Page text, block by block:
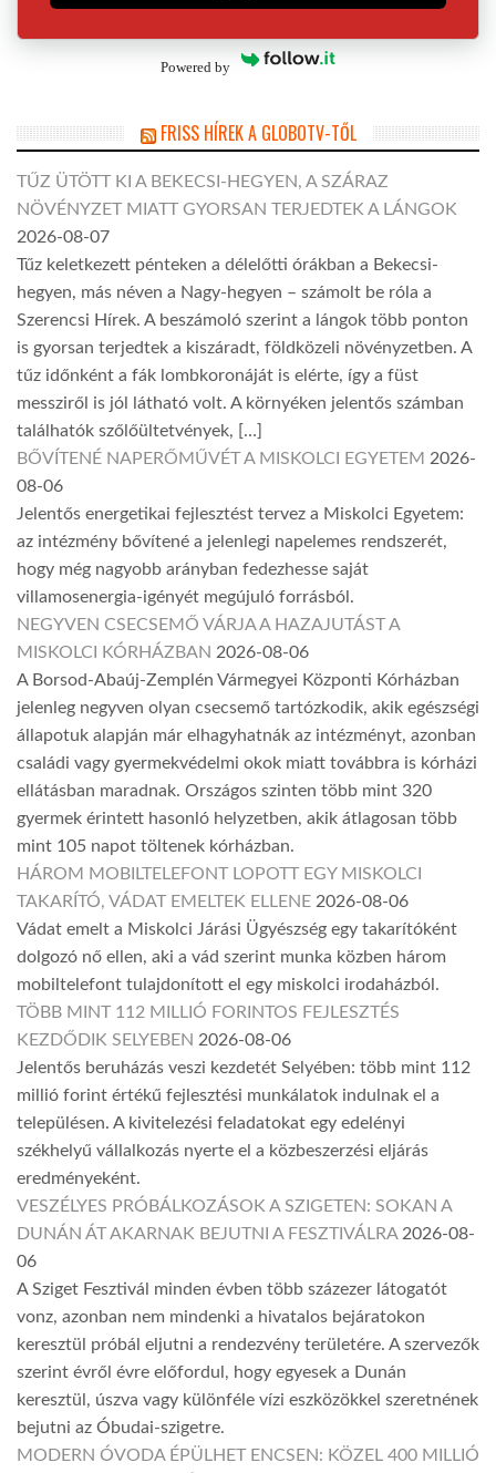
Powered by
FRISS HÍREK A GLOBOTV-TŐL
TŰZ ÜTÖTT KI A BEKECSI-HEGYEN, A SZÁRAZ
NÖVÉNYZET MIATT GYORSAN TERJEDTEK A LÁNGOK
2026-08-07
Tűz keletkezett pénteken a délelőtti órákban a Bekecsi-
hegyen, más néven a Nagy-hegyen – számolt be róla a
Szerencsi Hírek. A beszámoló szerint a lángok több ponton
is gyorsan terjedtek a kiszáradt, földközeli növényzetben. A
tűz időnként a fák lombkoronáját is elérte, így a füst
messziről is jól látható volt. A környéken jelentős számban
találhatók szőlőültetvények, […]
BŐVÍTENÉ NAPERŐMŰVÉT A MISKOLCI EGYETEM 2026-
08-06
Jelentős energetikai fejlesztést tervez a Miskolci Egyetem:
az intézmény bővítené a jelenlegi napelemes rendszerét,
hogy még nagyobb arányban fedezhesse saját
villamosenergia-igényét megújuló forrásból.
NEGYVEN CSECSEMŐ VÁRJA A HAZAJUTÁST A
MISKOLCI KÓRHÁZBAN 2026-08-06
A Borsod-Abaúj-Zemplén Vármegyei Központi Kórházban
jelenleg negyven olyan csecsemő tartózkodik, akik egészségi
állapotuk alapján már elhagyhatnák az intézményt, azonban
családi vagy gyermekvédelmi okok miatt továbbra is kórházi
ellátásban maradnak. Országos szinten több mint 320
gyermek érintett hasonló helyzetben, akik átlagosan több
mint 105 napot töltenek kórházban.
HÁROM MOBILTELEFONT LOPOTT EGY MISKOLCI
TAKARÍTÓ, VÁDAT EMELTEK ELLENE 2026-08-06
Vádat emelt a Miskolci Járási Ügyészség egy takarítóként
dolgozó nő ellen, aki a vád szerint munka közben három
mobiltelefont tulajdonított el egy miskolci irodaházból.
TÖBB MINT 112 MILLIÓ FORINTOS FEJLESZTÉS
KEZDŐDIK SELYEBEN 2026-08-06
Jelentős beruházás veszi kezdetét Selyében: több mint 112
millió forint értékű fejlesztési munkálatok indulnak el a
településen. A kivitelezési feladatokat egy edelényi
székhelyű vállalkozás nyerte el a közbeszerzési eljárás
eredményeként.
VESZÉLYES PRÓBÁLKOZÁSOK A SZIGETEN: SOKAN A
DUNÁN ÁT AKARNAK BEJUTNI A FESZTIVÁLRA 2026-08-
06
A Sziget Fesztivál minden évben több százezer látogatót
vonz, azonban nem mindenki a hivatalos bejáratokon
keresztül próbál eljutni a rendezvény területére. A szervezők
szerint évről évre előfordul, hogy egyesek a Dunán
keresztül, úszva vagy különféle vízi eszközökkel szeretnének
bejutni az Óbudai-szigetre.
MODERN ÓVODA ÉPÜLHET ENCSEN: KÖZEL 400 MILLIÓ